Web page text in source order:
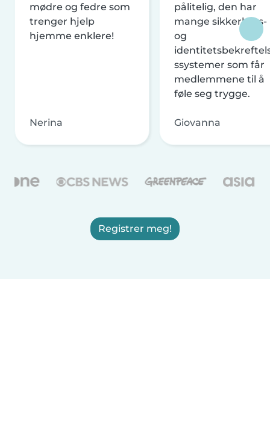
mødre og fedre som
trenger hjelp
hjemme enklere!
Nerina
pålitelig, den har
mange sikkerhets-
og
ssystemer som får
medlemmene til å
føle seg trygge.
Giovanna
Registrer meg!